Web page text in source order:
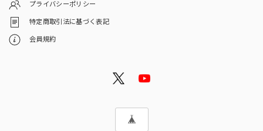
プライバシーポリシー
特定商取引法に基づく表記
会員規約